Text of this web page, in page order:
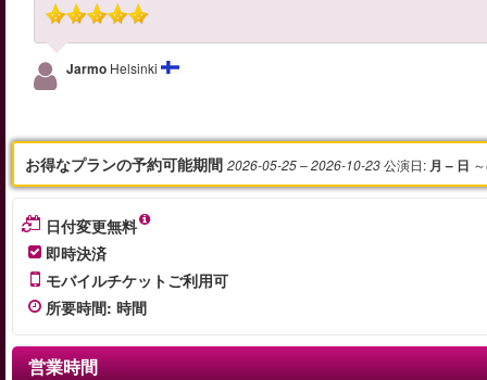
Jarmo Helsinki
お得なプランの予約可能期間 2026-05-25– 2026-10-23公演日: 月 – 日
日付変更無料
即時決済
モバイルチケットご利用可
所要時間: 時間
営業時間